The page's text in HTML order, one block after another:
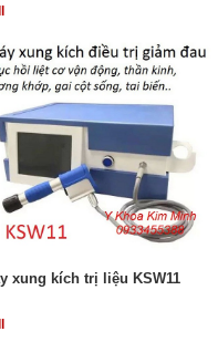
xung kích trị liệu KSW11